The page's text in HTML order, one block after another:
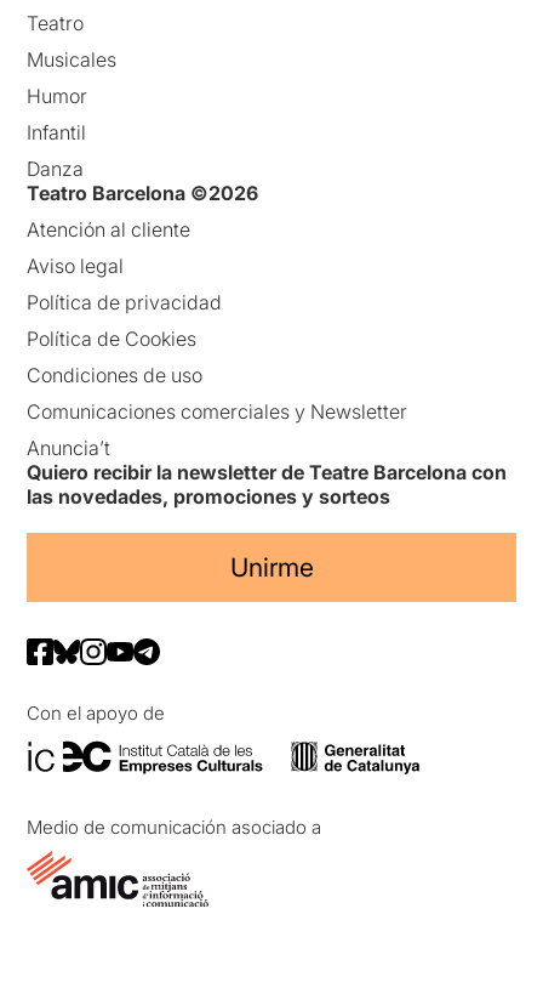
Teatro
Musicales
Humor
Infantil
Danza
Teatro Barcelona ©2026
Atención al cliente
Aviso legal
Política de privacidad
Política de Cookies
Condiciones de uso
Comunicaciones comerciales y Newsletter
Anuncia’t
Quiero recibir la newsletter de Teatre Barcelona con
las novedades, promociones y sorteos
Unirme
Con el apoyo de
Medio de comunicación asociado a